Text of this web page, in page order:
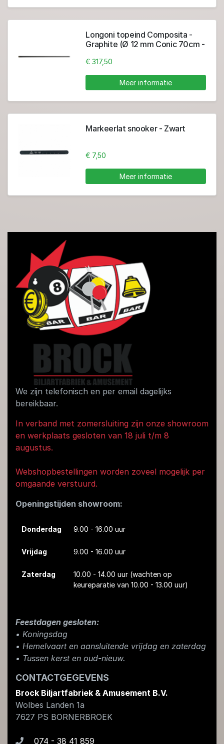
Longoni topeind Composita -
Graphite (Ø 12 mm Conic 70cm -
€ 317,50
Meer informatie
Markeerlat snooker - Zwart
€ 7,50
Meer informatie
We zijn telefonisch en per email dagelijks
bereikbaar.
In verband met zomersluiting zijn onze showroom
en werkplaats gesloten van 18 juli t/m 8
augustus.
Webshopbestellingen worden zoveel mogelijk per
omgaande verstuurd.
Openingstijden showroom:
Donderdag 9.00 - 16.00 uur
Vrijdag 9.00 - 16.00 uur
Zaterdag 10.00 - 14.00 uur (wachten op
keureparatie van 10.00 - 13.00 uur)
Feestdagen gesloten:
• Koningsdag
​• Hemelvaart en aansluitende vrijdag en zaterdag
• Tussen kerst en oud-nieuw.
CONTACTGEGEVENS
Brock Biljartfabriek & Amusement B.V.
Wolbes Landen 1a
7627 PS BORNERBROEK
074 - 38 41 859